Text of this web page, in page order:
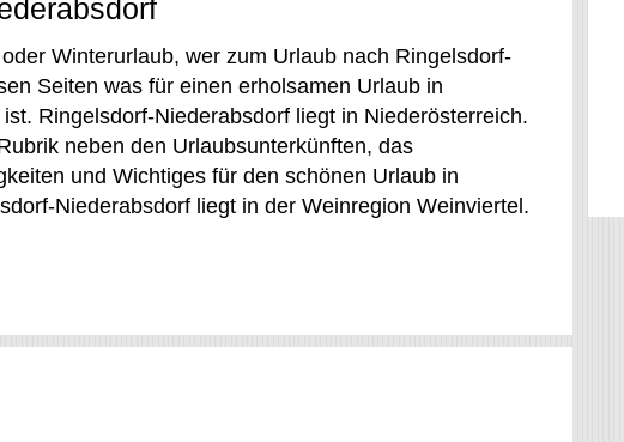
Winterurlaub, wer zum Urlaub nach Ringelsdorf-
Seiten was für einen erholsamen Urlaub in
Ringelsdorf-Niederabsdorf liegt in Niederösterreich.
neben den Urlaubsunterkünften, das
und Wichtiges für den schönen Urlaub in
Niederabsdorf liegt in der Weinregion Weinviertel.